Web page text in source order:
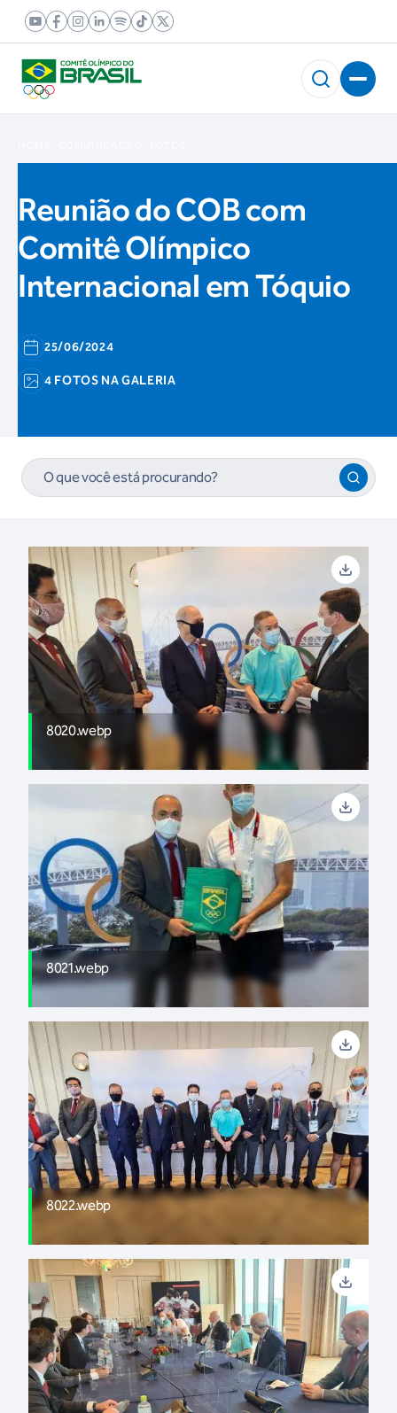
Reunião do COB com
Comitê Olímpico
Internacional em Tóquio
25/06/2024
4 FOTOS NA GALERIA
8020.webp
8021.webp
8022.webp